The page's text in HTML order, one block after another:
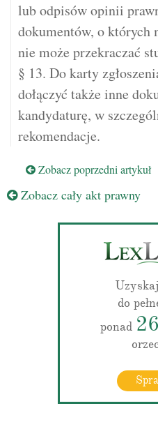
lub odpisów opinii
dokumentów, o których
nie może przekraczać
§ 13. Do karty
dołączyć także inne
kandydaturę, w
rekomendacje.
Zobacz poprzedni artykuł
Zobacz cały akt prawny
do
ponad